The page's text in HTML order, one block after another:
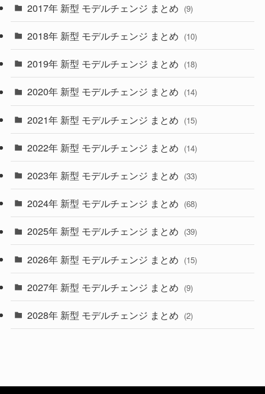
(4)
(30)
(27)
(33)
(10)
(35)
(10)
(9)
(22)
(4)
(9)
(4)
(1)
2017年 新型 モデルチェンジ まとめ (9)
2018年 新型 モデルチェンジ まとめ (10)
2019年 新型 モデルチェンジ まとめ (18)
2020年 新型 モデルチェンジ まとめ (14)
2021年 新型 モデルチェンジ まとめ (15)
2022年 新型 モデルチェンジ まとめ (14)
2023年 新型 モデルチェンジ まとめ (33)
2024年 新型 モデルチェンジ まとめ (68)
2025年 新型 モデルチェンジ まとめ (39)
2026年 新型 モデルチェンジ まとめ (15)
2027年 新型 モデルチェンジ まとめ (9)
2028年 新型 モデルチェンジ まとめ (2)